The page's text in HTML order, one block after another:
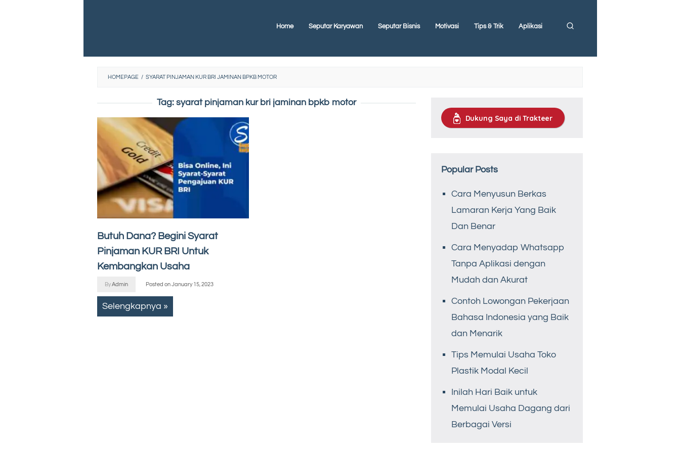
Home Seputar Karyawan Seputar Bisnis Motivasi Tips & Trik Aplikasi
HOMEPAGE / SYARAT PINJAMAN KUR BRI JAMINAN BPKB MOTOR
Tag: syarat pinjaman kur bri jaminan bpkb motor
Butuh Dana? Begini Syarat
Pinjaman KUR BRI Untuk
Kembangkan Usaha
ByAdmin Posted onJanuary 15, 2023
Selengkapnya »
Dukung Saya di Trakteer
Popular Posts
Cara Menyusun Berkas
Lamaran Kerja Yang Baik
Dan Benar
Cara Menyadap Whatsapp
Tanpa Aplikasi dengan
Mudah dan Akurat
Contoh Lowongan Pekerjaan
Bahasa Indonesia yang Baik
dan Menarik
Tips Memulai Usaha Toko
Plastik Modal Kecil
Inilah Hari Baik untuk
Memulai Usaha Dagang dari
Berbagai Versi